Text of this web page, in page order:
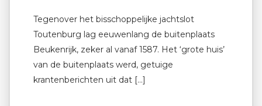
Tegenover het bisschoppelijke jachtslot
Toutenburg lag eeuwenlang de buitenplaats
Beukenrijk, zeker al vanaf 1587. Het ‘grote huis’
van de buitenplaats werd, getuige
krantenberichten uit dat […]